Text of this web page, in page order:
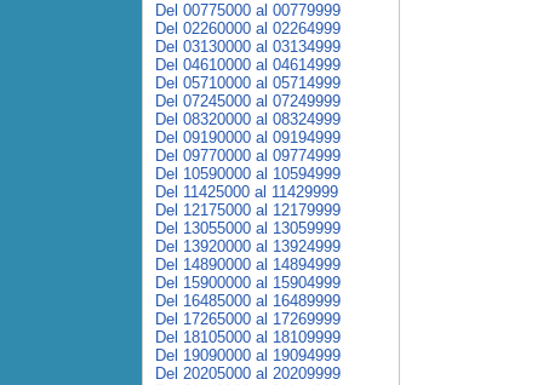
Del 00775000 al 00779999
Del 02260000 al 02264999
Del 03130000 al 03134999
Del 04610000 al 04614999
Del 05710000 al 05714999
Del 07245000 al 07249999
Del 08320000 al 08324999
Del 09190000 al 09194999
Del 09770000 al 09774999
Del 10590000 al 10594999
Del 11425000 al 11429999
Del 12175000 al 12179999
Del 13055000 al 13059999
Del 13920000 al 13924999
Del 14890000 al 14894999
Del 15900000 al 15904999
Del 16485000 al 16489999
Del 17265000 al 17269999
Del 18105000 al 18109999
Del 19090000 al 19094999
Del 20205000 al 20209999